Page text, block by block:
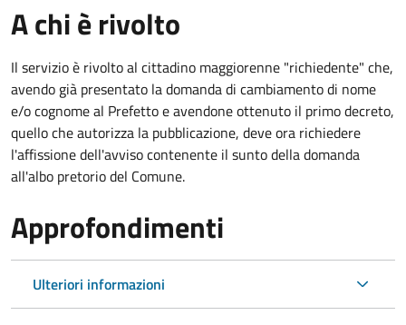
A chi è rivolto
Il servizio è rivolto al cittadino maggiorenne "richiedente" che,
avendo già presentato la domanda di cambiamento di nome
e/o cognome al Prefetto e avendone ottenuto il primo decreto,
quello che autorizza la pubblicazione, deve ora richiedere
l'affissione dell'avviso contenente il sunto della domanda
all'albo pretorio del Comune.
Approfondimenti
Ulteriori informazioni